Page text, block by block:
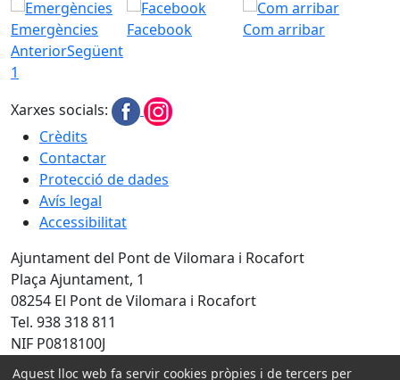
Emergències Facebook
Com arribar
AnteriorSegüent
1
Xarxes socials:
Crèdits
Contactar
Protecció de dades
Avís legal
Accessibilitat
Ajuntament del Pont de Vilomara i Rocafort
Plaça Ajuntament, 1
08254 El Pont de Vilomara i Rocafort
Tel. 938 318 811
NIF P0818100J
Aquest lloc web fa servir cookies pròpies i de tercers per